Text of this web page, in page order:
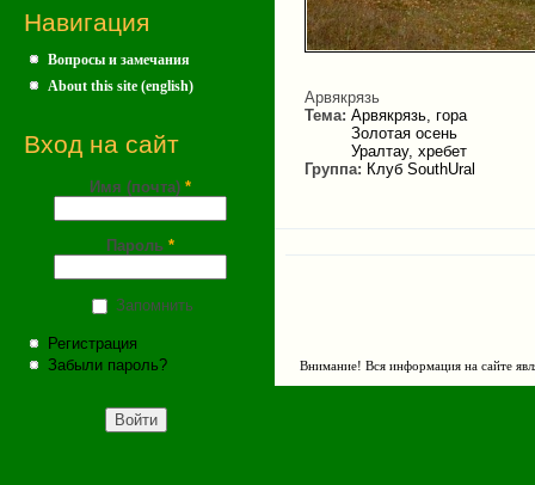
Навигация
Вопросы и замечания
About this site (english)
Вход на сайт
Имя (почта) *
Пароль *
Запомнить
Регистрация
Забыли пароль?
Арвякрязь
Тема: Арвякрязь, гора
Золотая осень
Уралтау, хребет
Группа: Клуб SouthUral
Внимание! Вся информация на сайте